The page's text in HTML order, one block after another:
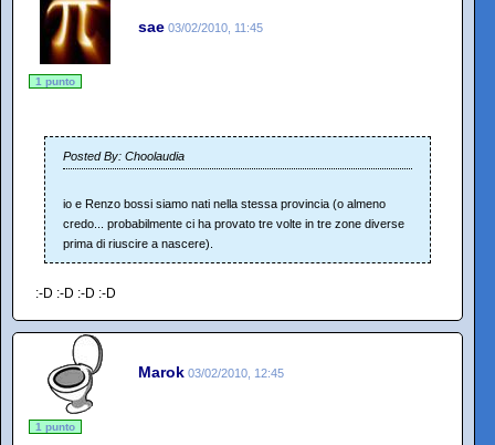
sae 03/02/2010, 11:45
1 punto
Posted By: Choolaudia
io e Renzo bossi siamo nati nella stessa provincia (o almeno
credo... probabilmente ci ha provato tre volte in tre zone diverse
prima di riuscire a nascere).
:-D :-D :-D :-D
Marok 03/02/2010, 12:45
1 punto